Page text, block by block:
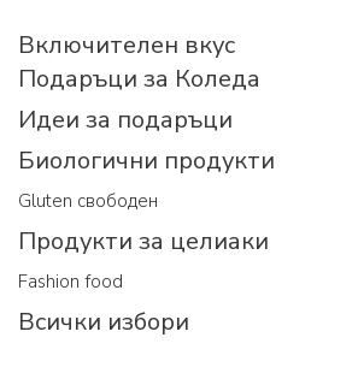
Включителен вкус
Подаръци за Коледа
Идеи за подаръци
Биологични продукти
Gluten свободен
Продукти за целиаки
Fashion food
Всички избори